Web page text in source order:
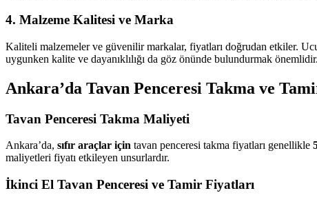
4. Malzeme Kalitesi ve Marka
Kaliteli malzemeler ve güvenilir markalar, fiyatları doğrudan etkiler.
uygunken kalite ve dayanıklılığı da göz önünde bulundurmak önemlidir.
Ankara’da Tavan Penceresi Takma ve
Tavan Penceresi Takma Maliyeti
Ankara’da, sıfır araçlar için tavan penceresi takma fiyatları genellikle
maliyetleri fiyatı etkileyen unsurlardır.
İkinci El Tavan Penceresi ve Tamir Fiyatları